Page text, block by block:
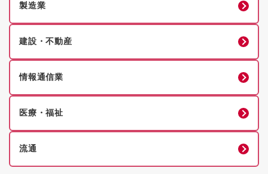
製造業
建設・不動産
情報通信業
医療・福祉
流通